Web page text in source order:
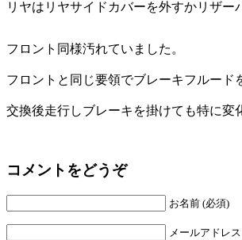
リヤはリヤサイドカバーを外すかリザー
フロント同様汚れていました。
フロントと同じ要領でブレーキフルード
交換後走行しブレーキを掛けても特に変
コメントをどうぞ
お名前 (必須)
メールアドレ